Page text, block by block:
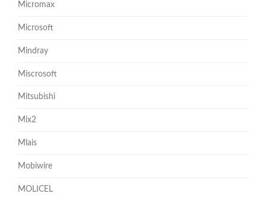
Micromax
Microsoft
Mindray
Miscrosoft
Mitsubishi
Mix2
Mlais
Mobiwire
MOLICEL